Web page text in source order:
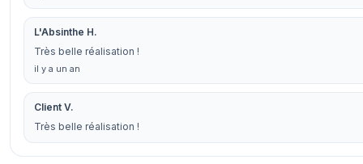
L'Absinthe H.
Très belle réalisation !
il y a un an
Client V.
Très belle réalisation !